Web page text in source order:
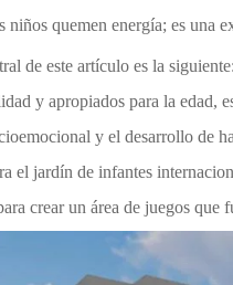
niños quemen energía; es una
de este artículo es la
y apropiados para la edad,
y el desarrollo de
el jardín de infantes
crear un área de juegos que